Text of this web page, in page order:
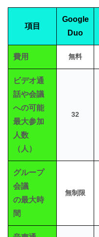
項目
Google
Duo
費用 無料
ビデオ通
話や会議
への可能
最大参加
人数
（人）
32
グループ
会議
の最大時
間
無制限